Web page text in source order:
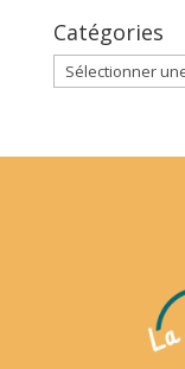
Catégories
Catégories